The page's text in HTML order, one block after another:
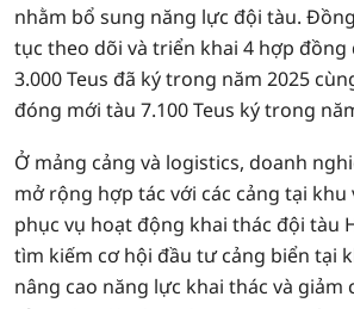
nhằm bổ sung năng lực đội tàu.
tục theo dõi và triển khai 4 hợp
3.000 Teus đã ký trong năm 2025
đóng mới tàu 7.100 Teus ký trong
Ở mảng cảng và logistics, doanh
mở rộng hợp tác với các cảng tại khu
phục vụ hoạt động khai thác đội tàu
tìm kiếm cơ hội đầu tư cảng biển tại
nâng cao năng lực khai thác và giảm